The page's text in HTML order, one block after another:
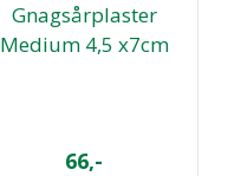
Gnagsårplaster
Medium 4,5 x7cm
66,-